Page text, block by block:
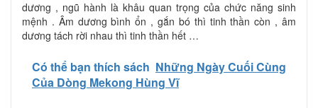
dương , ngũ hành là khâu quan trọng của chức năng sinh
mệnh . Âm dương bình ổn , gắn bó thì tinh thần còn , âm
dương tách rời nhau thì tinh thần hết …
Có thể bạn thích sách Những Ngày Cuối Cùng
Của Dòng Mekong Hùng Vĩ